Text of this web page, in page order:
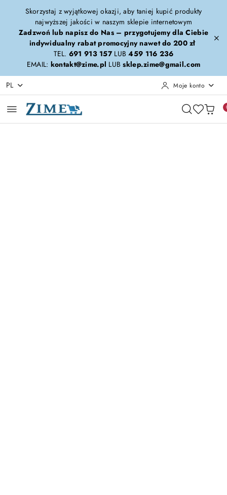
Przejdź do treści głównej
Przejdź do wyszukiwarki
Przejdź do moje konto
Przejdź do menu głównego
Przejdź do opisu produktu
Przejdź do stopki
Skorzystaj z wyjątkowej okazji, aby taniej kupić produkty
najwyższej jakości w naszym sklepie internetowym
Zadzwoń lub napisz do Nas – przygotujemy dla Ciebie
indywidualny rabat promocyjny nawet do 200 zł
TEL. 691 913 157LUB459 116 236
EMAIL: kontakt@zime.pl LUBsklep.zime@gmail.com
PL Moje konto